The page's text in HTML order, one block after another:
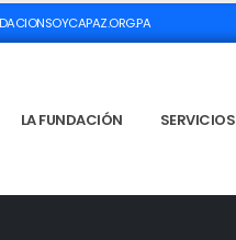
LA FUNDACIÓN SERVICIOS